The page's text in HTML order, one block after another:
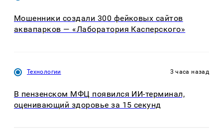
Мошенники создали 300 фейковых сайтов
аквапарков — «Лаборатория Касперского»
Технологии 3 часа назад
В пензенском МФЦ появился ИИ-терминал,
оценивающий здоровье за 15 секунд